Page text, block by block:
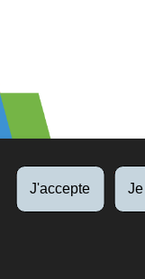
J'accepte